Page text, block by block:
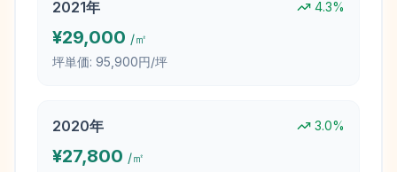
2021年 4.3%
¥29,000 /㎡
坪単価: 95,900円/坪
2020年 3.0%
¥27,800 /㎡